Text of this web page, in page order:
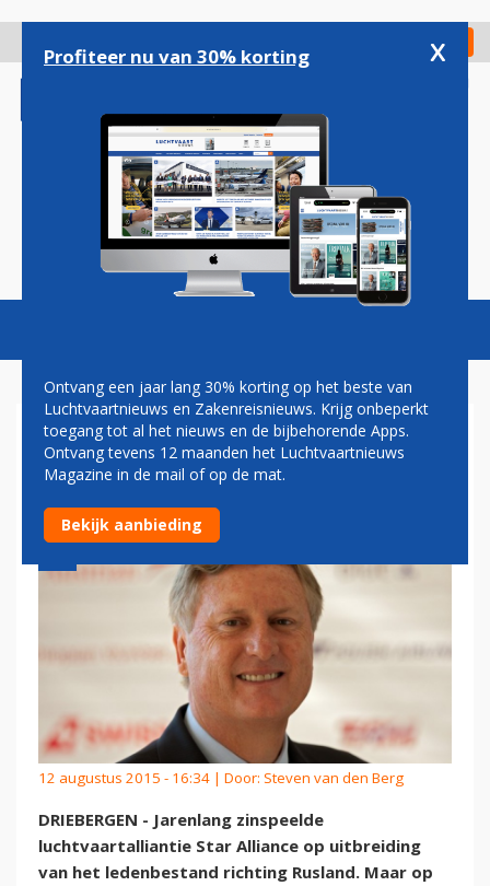
gaan
Check in
Magazine Podcasts Vacatures
RUSLAND GEEN PRIORITEIT
MEER VOOR STAR ALLIANCE
12 augustus 2015 - 16:34 | Door: Steven van den Berg
DRIEBERGEN - Jarenlang zinspeelde
luchtvaartalliantie Star Alliance op uitbreiding
van het ledenbestand richting Rusland. Maar op
Profiteer nu van 30% korting x
Ontvang een jaar lang 30% korting op het beste van
Luchtvaartnieuws en Zakenreisnieuws. Krijg onbeperkt
toegang tot al het nieuws en de bijbehorende Apps.
Ontvang tevens 12 maanden het Luchtvaartnieuws
Magazine in de mail of op de mat.
Bekijk aanbieding